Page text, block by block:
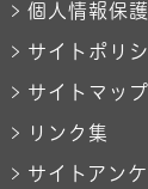
個人情報保護
サイトポリ
サイトマップ
リンク集
サイトアン